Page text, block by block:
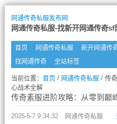
网通传奇私服发布网
网通传奇私服-找新开网通传奇sf
首页 网通传奇私服 新开网通传
找网通传奇
全站标签
当前位置： 首页/ 网通传奇私服 / 传
心战术全解
传奇素服进阶攻略：从零到巅
2025-5-7 9:34:32 网通传奇私服